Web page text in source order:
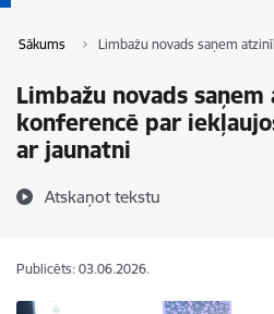
Sākums Limbažu novads saņem
Limbažu novads saņem
konferencē par
ar jaunatni
Atskaņot tekstu
Publicēts: 03.06.2026.